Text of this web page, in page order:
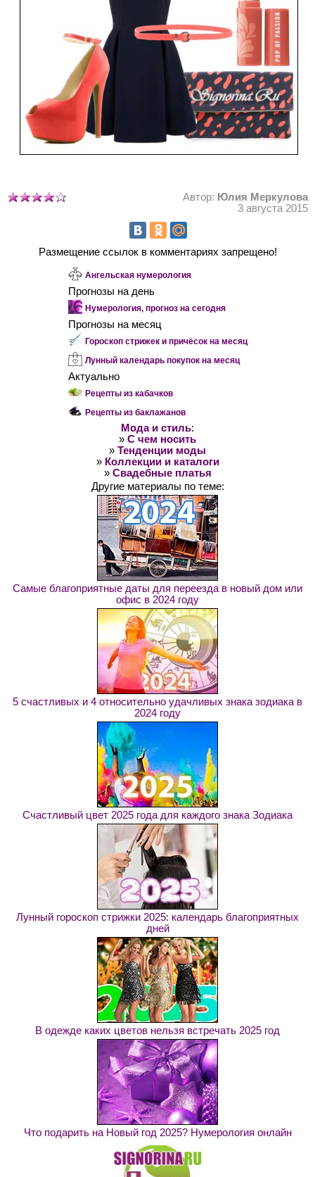
Автор: Юлия Меркулова
3 августа 2015
Размещение ссылок в комментариях запрещено!
Ангельская нумерология
Прогнозы на день
Нумерология, прогноз на сегодня
Прогнозы на месяц
Гороскоп стрижек и причёсок на месяц
Лунный календарь покупок на месяц
Актуально
Рецепты из кабачков
Рецепты из баклажанов
Мода и стиль:
» С чем носить
» Тенденции моды
» Коллекции и каталоги
» Свадебные платья
Другие материалы по теме:
Самые благоприятные даты для переезда в новый дом или
офис в 2024 году
5 счастливых и 4 относительно удачливых знака зодиака в
2024 году
Счастливый цвет 2025 года для каждого знака Зодиака
Лунный гороскоп стрижки 2025: календарь благоприятных
дней
В одежде каких цветов нельзя встречать 2025 год
Что подарить на Новый год 2025? Нумерология онлайн